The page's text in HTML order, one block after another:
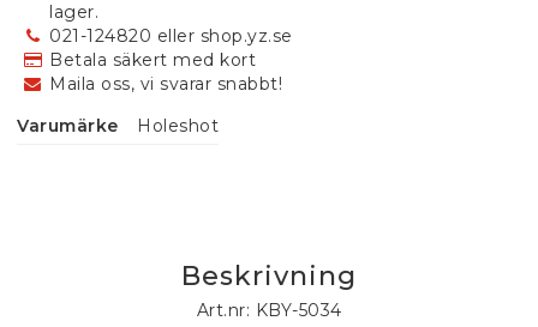
lager.
021-124820 eller shop.yz.se
Betala säkert med kort
Maila oss, vi svarar snabbt!
Varumärke
Holeshot
Beskrivning
Art.nr: KBY-5034